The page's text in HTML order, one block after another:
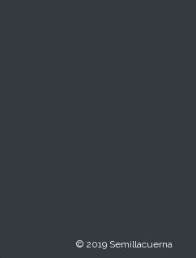
© 2019 Semillacuerna